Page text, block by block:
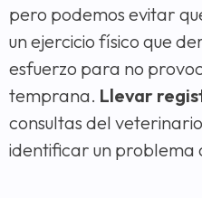
pero podemos evitar
un ejercicio físico que
esfuerzo para no
temprana. Llevar
consultas del
identificar un problema